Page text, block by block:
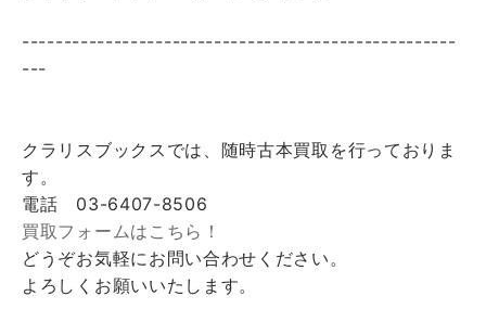
----------------------------------------------------
---
クラリスブックスでは、随時古本買取を行っておりま
す。
電話 03-6407-8506
買取フォームはこちら！
どうぞお気軽にお問い合わせください。
よろしくお願いいたします。